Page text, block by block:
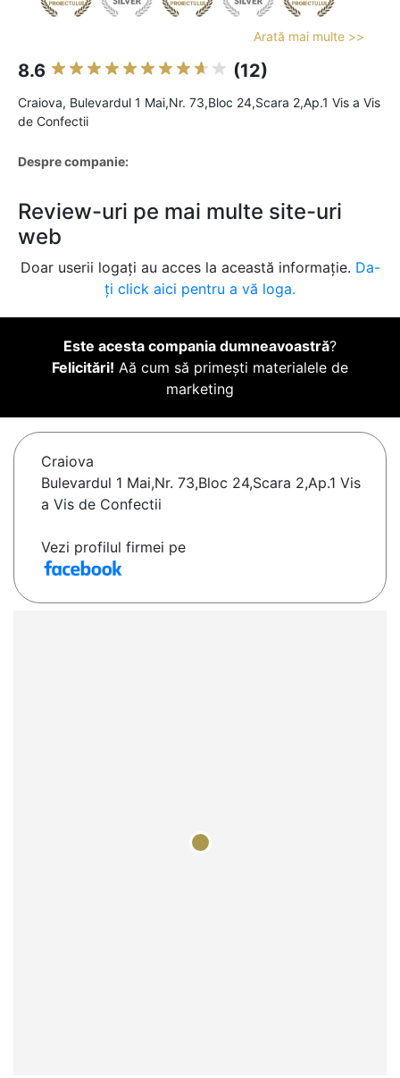
Arată mai multe >>
8.6 (12)
Craiova, Bulevardul 1 Mai,Nr. 73,Bloc 24,Scara 2,Ap.1 Vis a Vis
de Confectii
Despre companie:
Review-uri pe mai multe site-uri
web
Doar userii logați au acces la această informație. Da-
ți click aici pentru a vă loga.
Este acesta compania dumneavoastră?
Felicitări! Aă cum să primești materialele de
marketing
Craiova
Bulevardul 1 Mai,Nr. 73,Bloc 24,Scara 2,Ap.1 Vis
a Vis de Confectii
Vezi profilul firmei pe